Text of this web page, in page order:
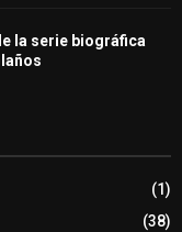
la serie biográfica
(1)
(38)